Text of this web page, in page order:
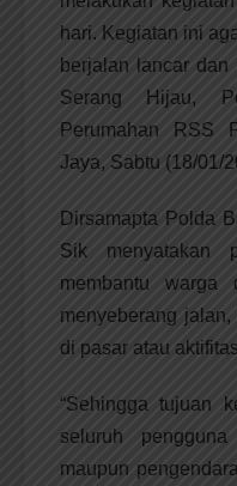
hari. Kegiatan ini
berjalan lancar
Serang Hijau,
Perumahan RSS
Jaya, Sabtu (18/01/
Dirsamapta Polda
Sik menyatakan
membantu
menyeberang
di pasar atau
“Sehingga tujuan
seluruh
maupun